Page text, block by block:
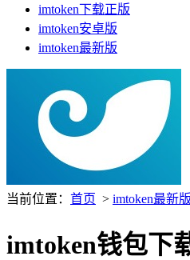
imtoken下载正版
imtoken安卓版
imtoken最新版
当前位置： 首页 > imtoken最新版
imtoken钱包下